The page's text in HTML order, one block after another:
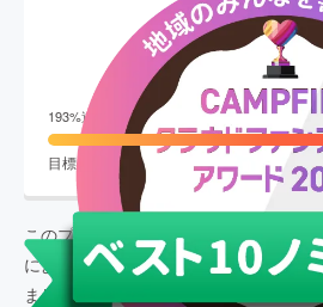
現在の支援総
1,933,500
193%達成
目標金額 1,000,000
このプロジェクトは、 2023/10/01 に募
により
1,933,500円の資金を集め、
ました